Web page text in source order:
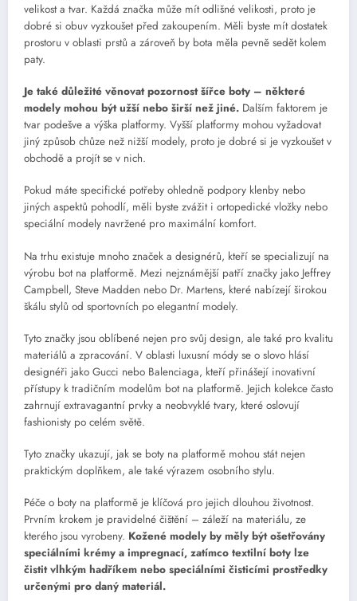
velikost a tvar. Každá značka může mít odlišné velikosti, proto je
dobré si obuv vyzkoušet před zakoupením. Měli byste mít dostatek
prostoru v oblasti prstů a zároveň by bota měla pevně sedět kolem
paty.
Je také důležité věnovat pozornost šířce boty – některé
modely mohou být užší nebo širší než jiné. Dalším faktorem je
tvar podešve a výška platformy. Vyšší platformy mohou vyžadovat
jiný způsob chůze než nižší modely, proto je dobré si je vyzkoušet v
obchodě a projít se v nich.
Pokud máte specifické potřeby ohledně podpory klenby nebo
jiných aspektů pohodlí, měli byste zvážit i ortopedické vložky nebo
speciální modely navržené pro maximální komfort.
Na trhu existuje mnoho značek a designérů, kteří se specializují na
výrobu bot na platformě. Mezi nejznámější patří značky jako Jeffrey
Campbell, Steve Madden nebo Dr. Martens, které nabízejí širokou
škálu stylů od sportovních po elegantní modely.
Tyto značky jsou oblíbené nejen pro svůj design, ale také pro kvalitu
materiálů a zpracování. V oblasti luxusní módy se o slovo hlásí
designéři jako Gucci nebo Balenciaga, kteří přinášejí inovativní
přístupy k tradičním modelům bot na platformě. Jejich kolekce často
zahrnují extravagantní prvky a neobvyklé tvary, které oslovují
fashionisty po celém světě.
Tyto značky ukazují, jak se boty na platformě mohou stát nejen
praktickým doplňkem, ale také výrazem osobního stylu.
Péče o boty na platformě je klíčová pro jejich dlouhou životnost.
Prvním krokem je pravidelné čištění – záleží na materiálu, ze
kterého jsou vyrobeny. Kožené modely by měly být ošetřovány
speciálními krémy a impregnací, zatímco textilní boty lze
čistit vlhkým hadříkem nebo speciálními čisticími prostředky
určenými pro daný materiál.